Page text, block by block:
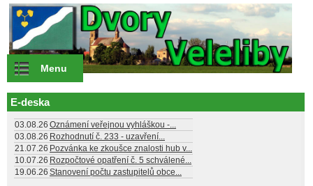
Přejít k hlavnímu obsahu
Menu
E-deska
03.08.26 Oznámení veřejnou vyhláškou -...
03.08.26 Rozhodnutí č. 233 - uzavření...
21.07.26 Pozvánka ke zkoušce znalosti hub v...
10.07.26 Rozpočtové opatření č. 5 schválené...
19.06.26 Stanovení počtu zastupitelů obce...